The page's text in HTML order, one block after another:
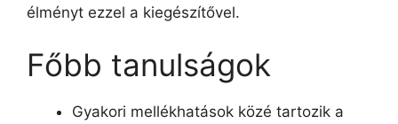
élményt ezzel a kiegészítővel.
Főbb tanulságok
Gyakori mellékhatások közé tartozik a